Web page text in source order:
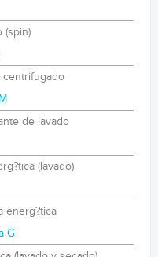
(spin)
centrifugado
de lavado
(lavado)
energ?tica
G